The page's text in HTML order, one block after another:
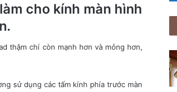
cho kính màn hình
thậm chí còn mạnh hơn và mỏng hơn,
sử dụng các tấm kính phía trước màn